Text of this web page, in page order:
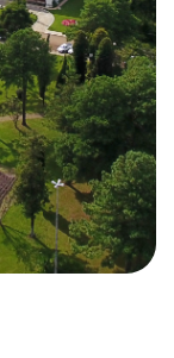
cooperado